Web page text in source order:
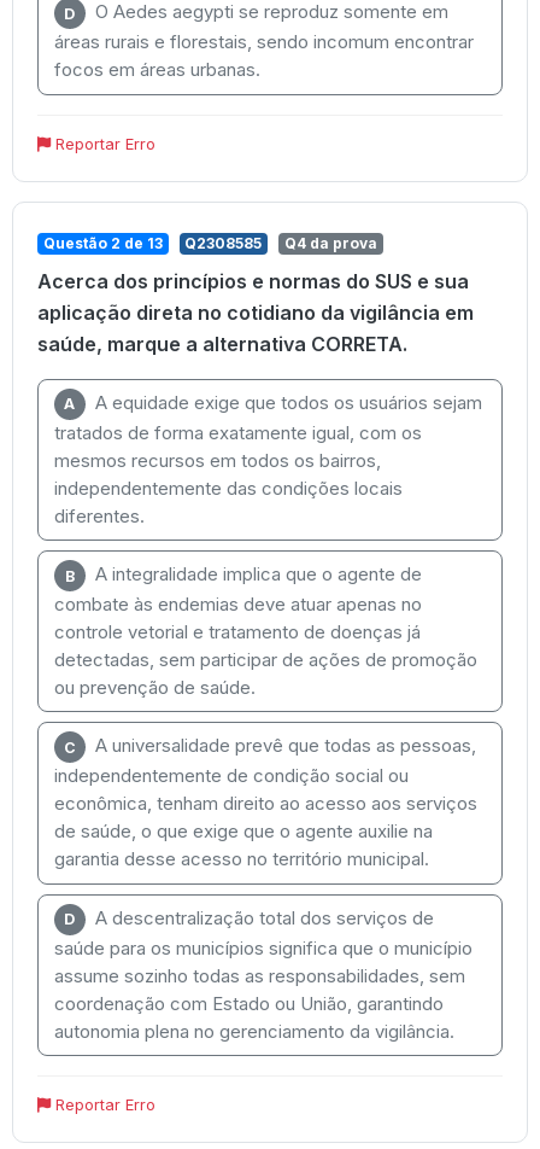
D
O Aedes aegypti se reproduz somente em
áreas rurais e florestais, sendo incomum encontrar
focos em áreas urbanas.
Reportar Erro
Questão 2 de 13 Q2308585 Q4 da prova
Acerca dos princípios e normas do SUS e sua
aplicação direta no cotidiano da vigilância em
saúde, marque a alternativa CORRETA.
A
A equidade exige que todos os usuários sejam
tratados de forma exatamente igual, com os
mesmos recursos em todos os bairros,
independentemente das condições locais
diferentes.
B
A integralidade implica que o agente de
combate às endemias deve atuar apenas no
controle vetorial e tratamento de doenças já
detectadas, sem participar de ações de promoção
ou prevenção de saúde.
C
A universalidade prevê que todas as pessoas,
independentemente de condição social ou
econômica, tenham direito ao acesso aos serviços
de saúde, o que exige que o agente auxilie na
garantia desse acesso no território municipal.
D
A descentralização total dos serviços de
saúde para os municípios significa que o município
assume sozinho todas as responsabilidades, sem
coordenação com Estado ou União, garantindo
autonomia plena no gerenciamento da vigilância.
Reportar Erro